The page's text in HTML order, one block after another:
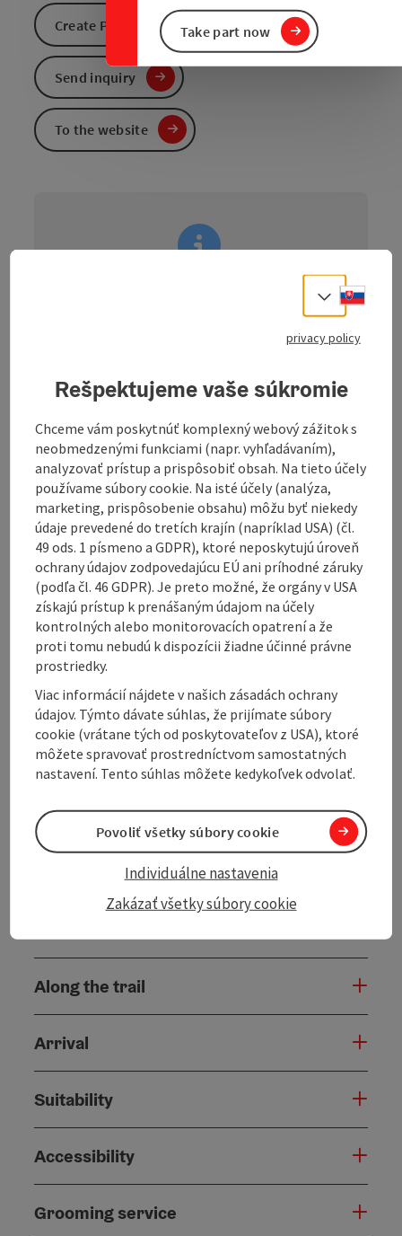
Take part now
: The navigation for
no signposting on site. You can easily
download the
use it conveniently on your navigation
device or smartphone.
This tour starts at the Karlingerhaus in Königswiesen.
From here, you ride over an undulating profile past
the Tanner Moor to Haid. Before you reach the unique
Naarntal valley, you have to tackle a fast descent and
a short climb. The route continues with a steep climb
to St. Thomas am Blasenstein, where you can admire
the church and the "Luftg'selchte Pfarrer". The Aisttal
valley is reached via several short climbs and descents.
Pass the ruins of Reichenstein Castle and continue to
the penultimate ascent to St. Leonhard near
Freistadt. From here, around 16.5 kilometers and 460
vertical meters ...
Display complete description
Along the trail
Arrival
Suitability
Accessibility
Grooming service
Create PDF
Send inquiry
To the website
Select
privacy policy
Rešpektujeme vaše súkromie
Chceme vám poskytnúť komplexný webový zážitok s
neobmedzenými funkciami (napr. vyhľadávaním),
analyzovať prístup a prispôsobiť obsah. Na tieto účely
používame súbory cookie. Na isté účely (analýza,
marketing, prispôsobenie obsahu) môžu byť niekedy
údaje prevedené do tretích krajín (napríklad USA) (čl.
49 ods. 1 písmeno a GDPR), ktoré neposkytujú úroveň
ochrany údajov zodpovedajúcu EÚ ani príhodné záruky
(podľa čl. 46 GDPR). Je preto možné, že orgány v USA
získajú prístup k prenášaným údajom na účely
kontrolných alebo monitorovacích opatrení a že
proti tomu nebudú k dispozícii žiadne účinné právne
prostriedky.
Viac informácií nájdete v našich zásadách ochrany
údajov. Týmto dávate súhlas, že prijímate súbory
cookie (vrátane tých od poskytovateľov z USA), ktoré
môžete spravovať prostredníctvom samostatných
nastavení. Tento súhlas môžete kedykoľvek odvolať.
Zakázať všetky súbory cookie
Individuálne nastavenia
Povoliť všetky súbory cookie